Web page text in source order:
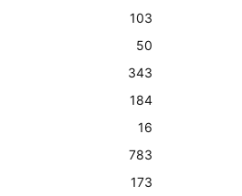
103
50
343
184
16
783
173